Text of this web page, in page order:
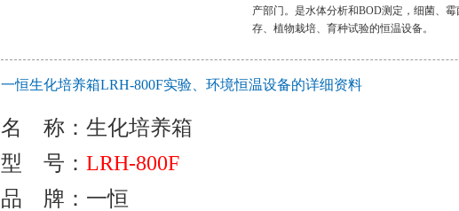
产部门。是水体分析和BOD测定，细菌、
存、植物栽培、育种试验的恒温设备。
一恒生化培养箱LRH-800F实验、环境恒温设备的详细资料
名 称：生化培养箱
型 号： LRH-800F
品 牌：一恒